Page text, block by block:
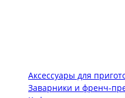
Аксессуары для
Заварники и френч-